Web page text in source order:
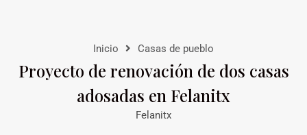
Inicio Casas de pueblo
Proyecto de renovación de dos casas
adosadas en Felanitx
Felanitx